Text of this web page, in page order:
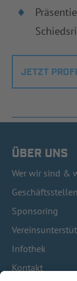
JETZT
ÜBER UNS
Wer wir sind &
Sponsoring
Infothek
Kontakt